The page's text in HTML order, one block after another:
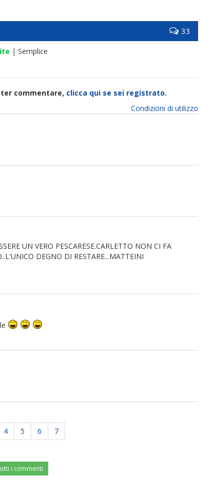
33
| Semplice
commentare, clicca qui se sei registrato.
Condizioni di utilizzo
UN VERO PESCARESE.CARLETTO NON CI FA
DEGNO DI RESTARE...MATTEINI
4 5 6 7
i commenti